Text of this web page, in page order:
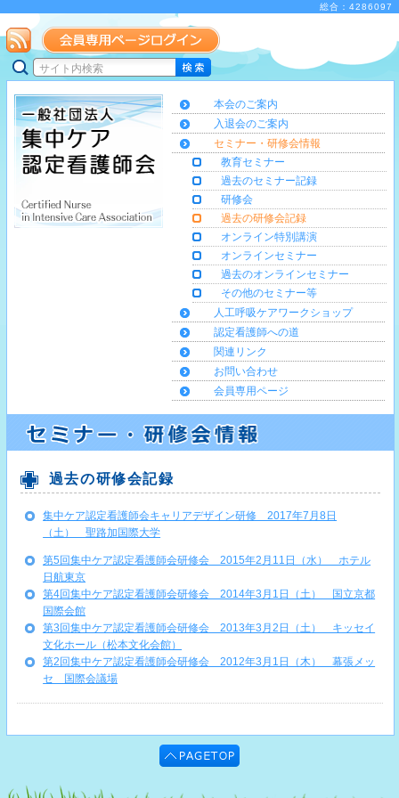
総合：4286097
本会のご案内
入退会のご案内
セミナー・研修会情報
教育セミナー
過去のセミナー記録
研修会
過去の研修会記録
オンライン特別講演
オンラインセミナー
過去のオンラインセミナー
その他のセミナー等
人工呼吸ケアワークショップ
認定看護師への道
関連リンク
お問い合わせ
会員専用ページ
過去の研修会記録
集中ケア認定看護師会キャリアデザイン研修 2017年7月8日
（土） 聖路加国際大学
第5回集中ケア認定看護師会研修会 2015年2月11日（水） ホテル
日航東京
第4回集中ケア認定看護師会研修会 2014年3月1日（土） 国立京都
国際会館
第3回集中ケア認定看護師会研修会 2013年3月2日（土） キッセイ
文化ホール（松本文化会館）
第2回集中ケア認定看護師会研修会 2012年3月1日（木） 幕張メッ
セ 国際会議場